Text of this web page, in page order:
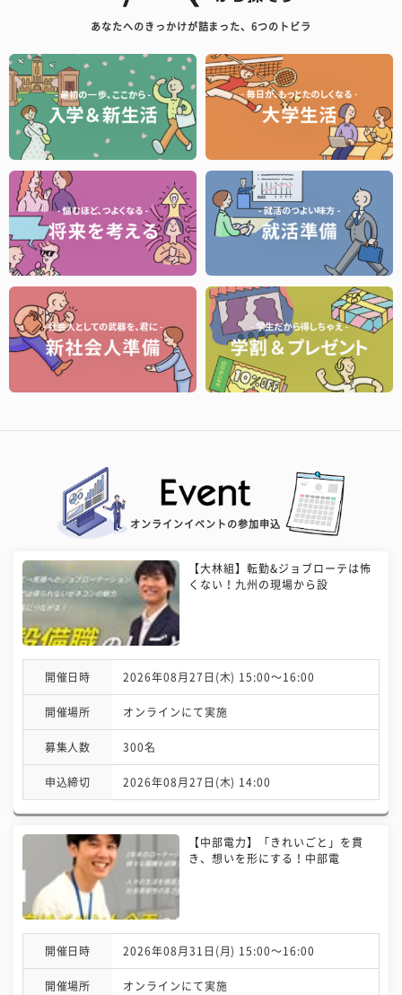
あなたへのきっかけが詰まった、6つのトビラ
オンラインイベントの参加申込
【大林組】転勤&ジョブローテは怖
くない！九州の現場から設
開催日時 2026年08月27日(木) 15:00〜16:00
開催場所 オンラインにて実施
募集人数 300名
申込締切 2026年08月27日(木) 14:00
【中部電力】「きれいごと」を貫
き、想いを形にする！中部電
開催日時 2026年08月31日(月) 15:00〜16:00
開催場所 オンラインにて実施